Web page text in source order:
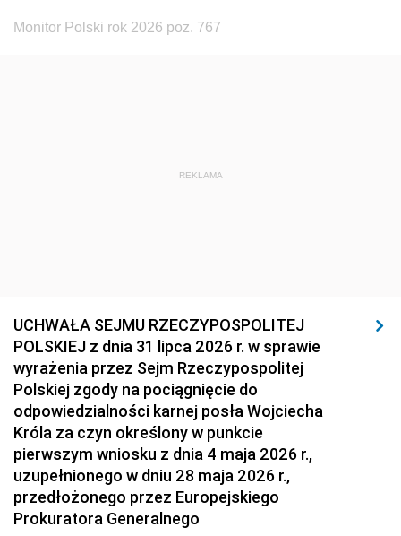
Monitor Polski rok 2026 poz. 767
REKLAMA
UCHWAŁA SEJMU RZECZYPOSPOLITEJ
POLSKIEJ z dnia 31 lipca 2026 r. w sprawie
wyrażenia przez Sejm Rzeczypospolitej
Polskiej zgody na pociągnięcie do
odpowiedzialności karnej posła Wojciecha
Króla za czyn określony w punkcie
pierwszym wniosku z dnia 4 maja 2026 r.,
uzupełnionego w dniu 28 maja 2026 r.,
przedłożonego przez Europejskiego
Prokuratora Generalnego